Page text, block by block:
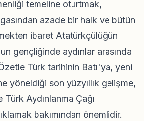
temeline oturtmak,
azade bir halk ve bütün
ibaret Atatürkçülüğün
gençliğinde aydınlar arasında
Türk tarihinin Batı'ya, yeni
yöneldiği son yüzyıllık gelişme,
Aydınlanma Çağı
bakımından önemlidir.